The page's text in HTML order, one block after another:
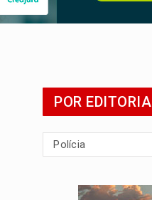
POR EDITORIA